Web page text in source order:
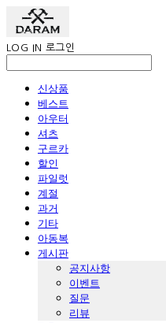
LOG IN 로그인
신상품
베스트
아우터
셔츠
구르카
할인
파일럿
계절
과거
기타
아동복
게시판
공지사항
이벤트
질문
리뷰